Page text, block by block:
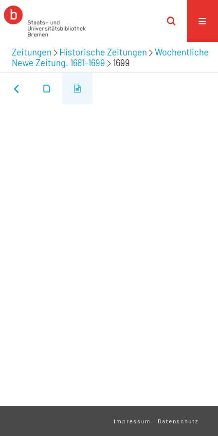
Zeitungen Historische Zeitungen
Wochentliche
Newe Zeitung. 1681-1699
1699
Impressum Datenschutz